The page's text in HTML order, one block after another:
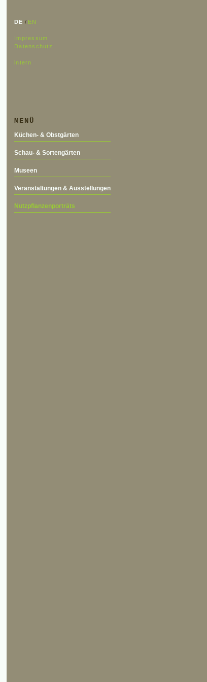
DE / EN
Impressum
Datenschutz
intern
MENÜ
Küchen- & Obstgärten
Schau- & Sortengärten
Museen
Veranstaltungen & Ausstellungen
Nutzpflanzenporträts